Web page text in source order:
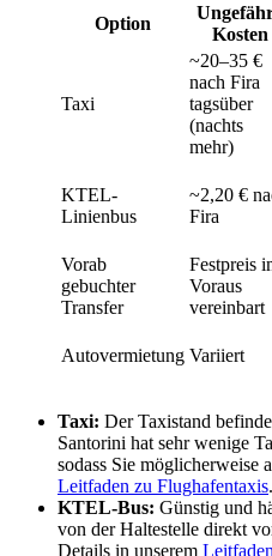
Option
Kosten
Taxi
~20–35 €
nach Fira
tagsüber
(nachts
mehr)
KTEL-
Linienbus
~2,20 €
Fira
Vorab
gebuchter
Transfer
Festpreis
Voraus
vereinbart
Autovermietung Variiert
Taxi: Der Taxistand
Santorini hat sehr wenige
sodass Sie möglicherweise
Leitfaden zu Flughafentaxis.
KTEL-Bus: Günstig und
von der Haltestelle direkt
Details in unserem